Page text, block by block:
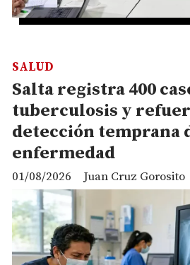
Salta registra 400
tuberculosis y
detección temprana
enfermedad
Juan Cruz Gorosito
SALUD
01/08/2026